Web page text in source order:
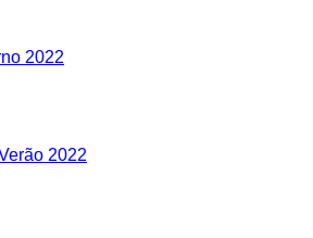
2022
2022